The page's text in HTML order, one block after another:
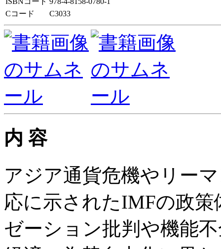
Cコード
C3033
内 容
アジア通貨危機やリー
応に示されたIMFの政
ゼーション批判や機能